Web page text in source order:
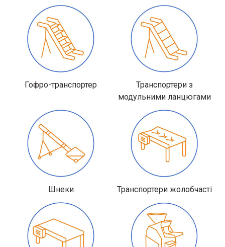
Гофро-транспортер
Транспортери з
модульними ланцюгами
Шнеки Транспортери жолобчасті